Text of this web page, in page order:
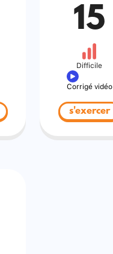
15
Difficile
Corrigé vidéo
s'exercer